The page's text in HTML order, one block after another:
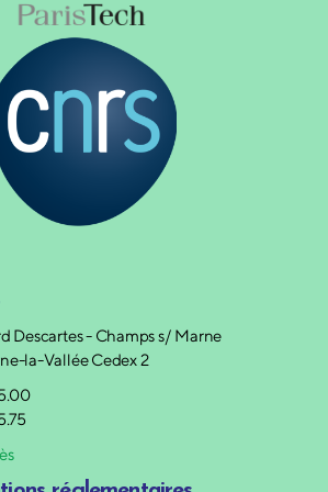
Descartes - Champs s/ Marne
la-Vallée Cedex 2